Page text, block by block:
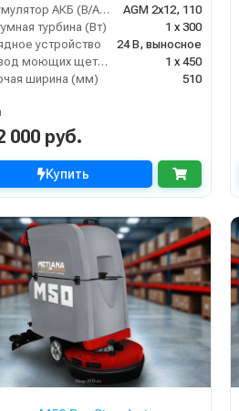
Аккумулятор АКБ (В/А·ч)
AGM 2х12, 110
турбина (Вт)
1 х 300
устройство
24 В, выносное
Привод моющих щеток (Вт)
1 х 450
ширина (мм)
510
000 руб.
Купить